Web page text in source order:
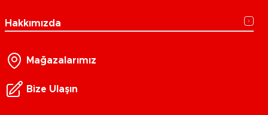
Hakkımızda
Mağazalarımız
Bize Ulaşın